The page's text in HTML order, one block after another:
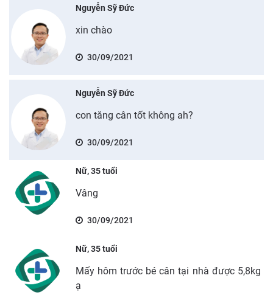
Nguyễn Sỹ Đức
xin chào
30/09/2021
Nguyễn Sỹ Đức
con tăng cân tốt không ah?
30/09/2021
Nữ, 35 tuổi
Vâng
30/09/2021
Nữ, 35 tuổi
Mấy hôm trước bé cân tại nhà được 5,8kg
ạ